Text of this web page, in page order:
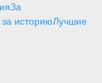
За
за историюЛучшие